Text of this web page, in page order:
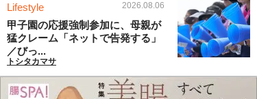
Lifestyle 2026.08.06
甲子園の応援強制参加に、母親が
猛クレーム「ネットで告発する」
／びっ...
トシタカマサ